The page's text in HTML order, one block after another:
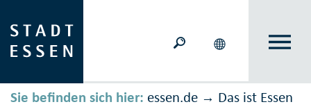
Sie befinden sich hier: essen.de → Das ist Essen